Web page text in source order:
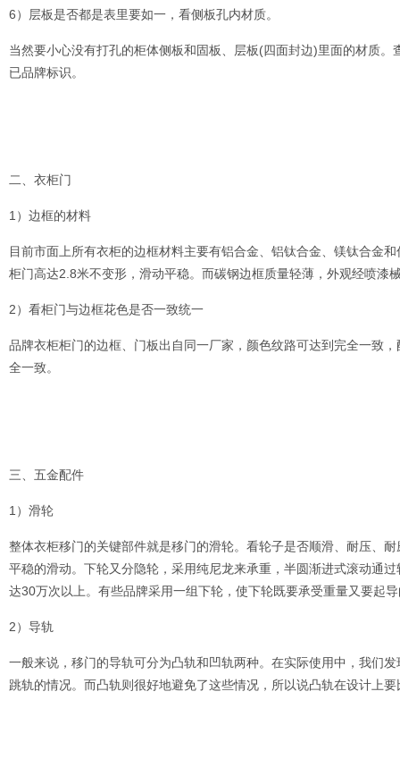
6）层板是否都是表里要如一，看侧板孔内材质。
当然要小心没有打孔的柜体侧板和固板、层板(四面封边)里面的材质
已品牌标识。
二、衣柜门
1）边框的材料
目前市面上所有衣柜的边框材料主要有铝合金、铝钛合金、镁钛合金
柜门高达2.8米不变形，滑动平稳。而碳钢边框质量轻薄，外观经喷漆
2）看柜门与边框花色是否一致统一
品牌衣柜柜门的边框、门板出自同一厂家，颜色纹路可达到完全一致
全一致。
三、五金配件
1）滑轮
整体衣柜移门的关键部件就是移门的滑轮。看轮子是否顺滑、耐压、
平稳的滑动。下轮又分隐轮，采用纯尼龙来承重，半圆渐进式滚动通
达30万次以上。有些品牌采用一组下轮，使下轮既要承受重量又要
2）导轨
一般来说，移门的导轨可分为凸轨和凹轨两种。在实际使用中，我们
跳轨的情况。而凸轨则很好地避免了这些情况，所以说凸轨在设计上